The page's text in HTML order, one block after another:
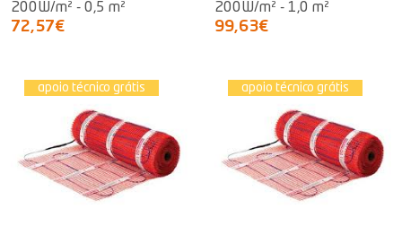
200W/m² - 0,5 m²
72,57€
200W/m² - 1,0 m²
99,63€
apoio técnico grátis apoio técnico grátis